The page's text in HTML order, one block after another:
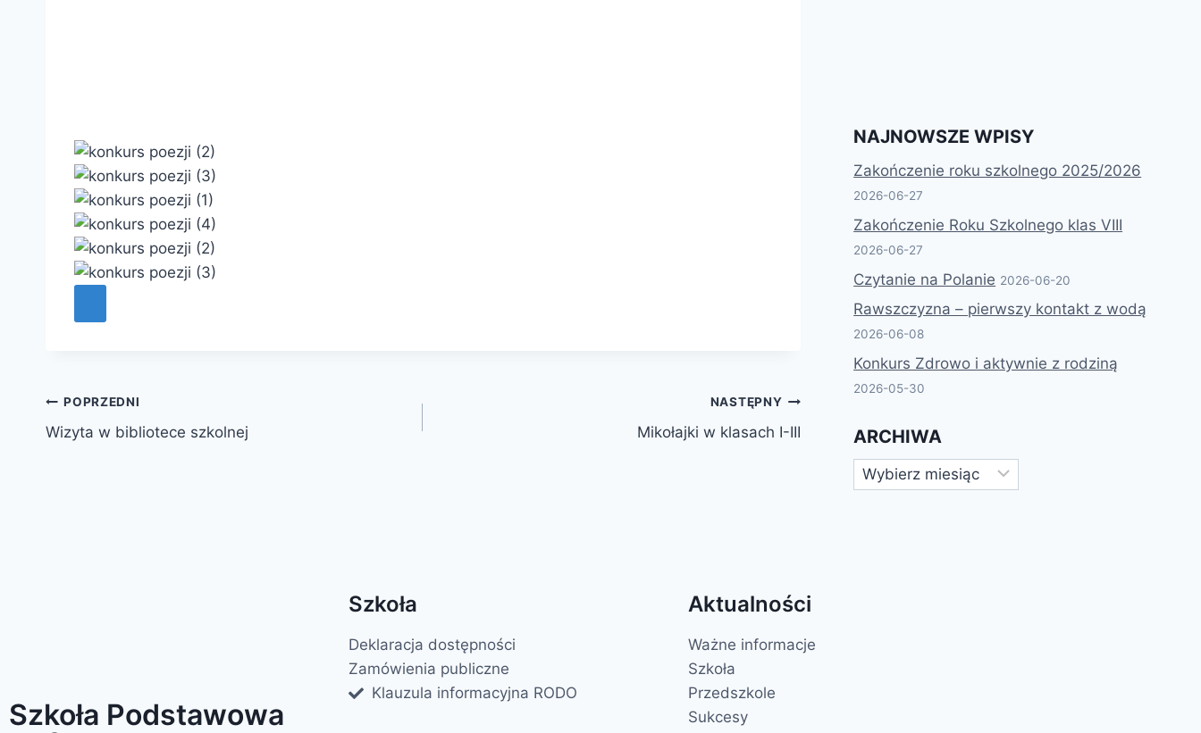
POPRZEDNI
Wizyta w bibliotece szkolnej
NASTĘPNY
Mikołajki w klasach I-III
NAJNOWSZE WPISY
Zakończenie roku szkolnego 2025/2026
2026-06-27
Zakończenie Roku Szkolnego klas VIII
2026-06-27
Czytanie na Polanie 2026-06-20
Rawszczyzna – pierwszy kontakt z wodą
2026-06-08
Konkurs Zdrowo i aktywnie z rodziną
2026-05-30
ARCHIWA
Szkoła Podstawowa
Szkoła
Deklaracja dostępności
Zamówienia publiczne
Klauzula informacyjna RODO
Aktualności
Ważne informacje
Szkoła
Przedszkole
Sukcesy